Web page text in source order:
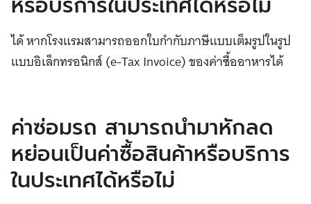
ได้ หากโรงแรมสามารถออกใบกำกับภาษีแบบเต็มรูปในรูป
แบบอิเล็กทรอนิกส์ (e-Tax Invoice) ของค่าซื้ออาหารได้
ค่าซ่อมรถ สามารถนำมาหักลด
หย่อนเป็นค่าซื้อสินค้าหรือบริการ
ในประเทศได้หรือไม่